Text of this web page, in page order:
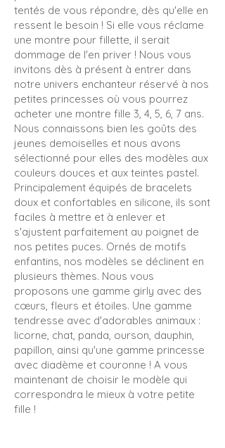
tentés de vous répondre, dès qu'elle en
ressent le besoin ! Si elle vous réclame
une montre pour fillette, il serait
dommage de l'en priver ! Nous vous
invitons dès à présent à entrer dans
notre univers enchanteur réservé à nos
petites princesses où vous pourrez
acheter une montre fille 3, 4, 5, 6, 7 ans.
Nous connaissons bien les goûts des
jeunes demoiselles et nous avons
sélectionné pour elles des modèles aux
couleurs douces et aux teintes pastel.
Principalement équipés de bracelets
doux et confortables en silicone, ils sont
faciles à mettre et à enlever et
s'ajustent parfaitement au poignet de
nos petites puces. Ornés de motifs
enfantins, nos modèles se déclinent en
plusieurs thèmes. Nous vous
proposons une gamme girly avec des
cœurs, fleurs et étoiles. Une gamme
tendresse avec d'adorables animaux :
licorne, chat, panda, ourson, dauphin,
papillon, ainsi qu'une gamme princesse
avec diadème et couronne ! A vous
maintenant de choisir le modèle qui
correspondra le mieux à votre petite
fille !